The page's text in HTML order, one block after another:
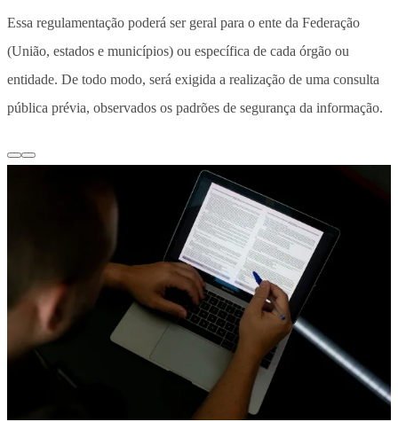
Essa regulamentação poderá ser geral para o ente da Federação
(União, estados e municípios) ou específica de cada órgão ou
entidade. De todo modo, será exigida a realização de uma consulta
pública prévia, observados os padrões de segurança da informação.